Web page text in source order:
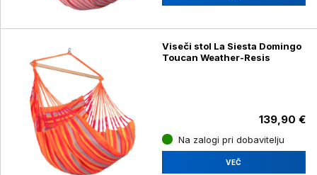
Viseči stol La Siesta Domingo
Toucan Weather-Resis
139,90 €
Na zalogi pri dobavitelju
VEČ